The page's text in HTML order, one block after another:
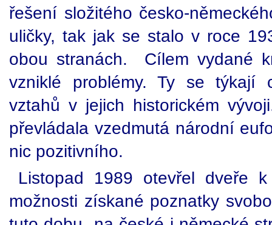
řešení složitého česko-
uličky, tak jak se stalo v roce
obou stranách. Cílem vydané
vzniklé problémy. Ty se týkají
vztahů v jejich historickém
převládala vzedmutá národní
nic pozitivního.
Listopad 1989 otevřel dveře
možnosti získané poznatky